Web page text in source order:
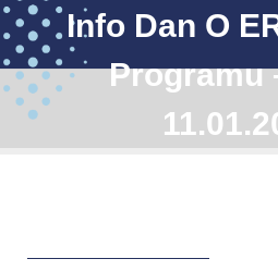
Info Dan O
Programu